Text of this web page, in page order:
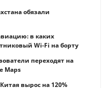
обязали
в каких
Wi-Fi на борту
переходят на
Maps
вырос на 120%